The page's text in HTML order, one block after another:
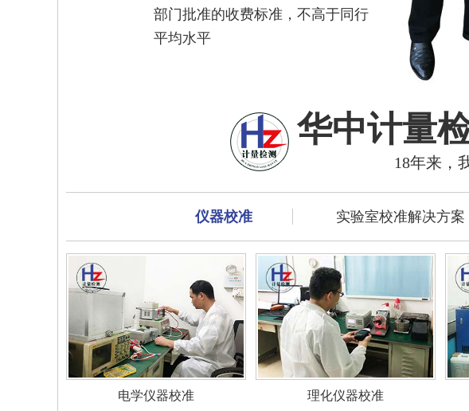
部门批准的收费标准，不高于同行
平均水平
华中计量
18年来，
仪器校准 实验室校准解决方案
电学仪器校准 理化仪器校准